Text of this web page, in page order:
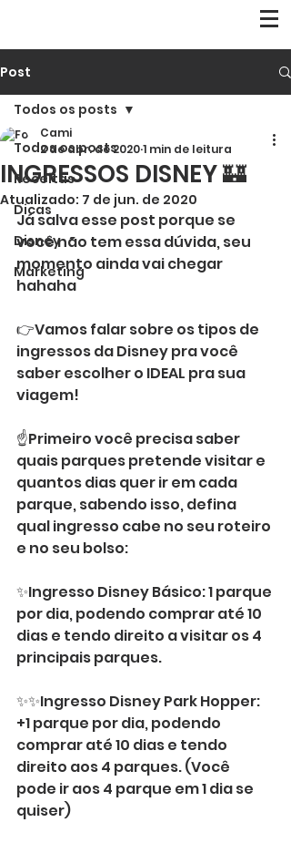
Post
Todos os posts
Receitas
Dicas
Disney
Marketing
Todos os posts
INGRESSOS DISNEY 🏰
Cami
2 de abr. de 20201 min de leitura
Atualizado: 7 de jun. de 2020
Já salva esse post porque se
você não tem essa dúvida, seu
momento ainda vai chegar
hahaha
👉Vamos falar sobre os tipos de
ingressos da Disney pra você
saber escolher o IDEAL pra sua
viagem! ⠀⠀
☝️Primeiro você precisa saber
quais parques pretende visitar e
quantos dias quer ir em cada
parque, sabendo isso, defina
qual ingresso cabe no seu roteiro
e no seu bolso:
✨Ingresso Disney Básico: 1 parque
por dia, podendo comprar até 10
dias e tendo direito a visitar os 4
principais parques.
✨✨Ingresso Disney Park Hopper:
+1 parque por dia, podendo
comprar até 10 dias e tendo
direito aos 4 parques. (Você
pode ir aos 4 parque em 1 dia se
quiser)